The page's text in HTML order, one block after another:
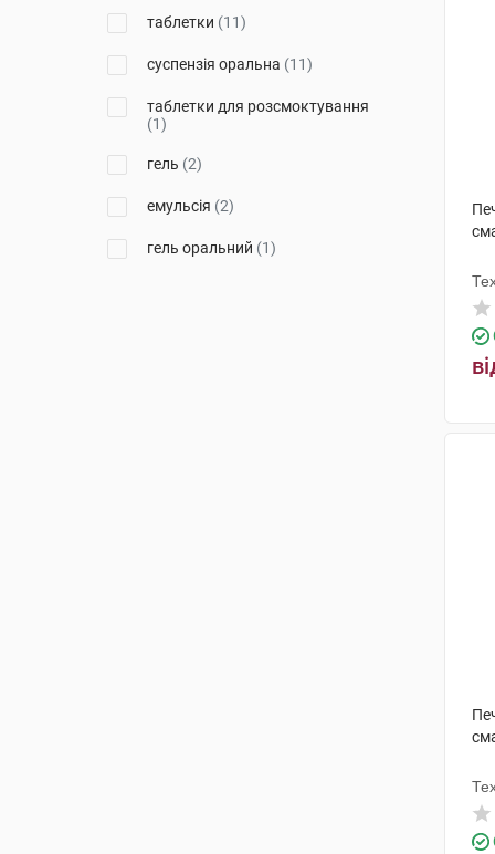
(1)
Ербозета (1)
таблетки (11)
суспензія оральна (11)
таблетки для розсмоктування
(1)
гель (2)
емульсія (2)
гель оральний (1)